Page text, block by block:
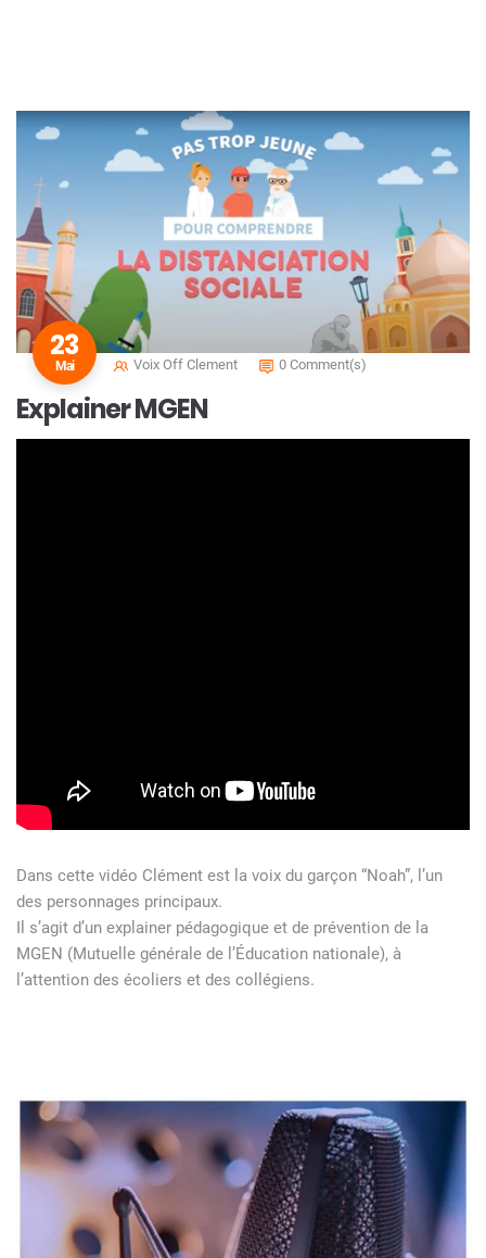
23
Mai Voix Off Clement 0 Comment(s)
Explainer MGEN
Dans cette vidéo Clément est la voix du garçon “Noah”, l’un
des personnages principaux.
Il s’agit d’un explainer pédagogique et de prévention de la
MGEN (Mutuelle générale de l’Éducation nationale), à
l’attention des écoliers et des collégiens.